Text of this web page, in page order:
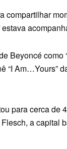
compartilhar
Beyoncé como
“I Am…Yours”
para cerca de
a capital